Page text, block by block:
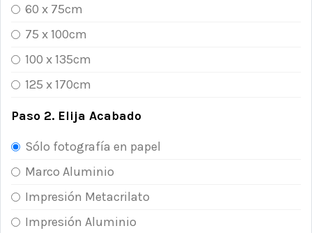
60 x 75cm
75 x 100cm
100 x 135cm
125 x 170cm
Paso 2. Elija Acabado
Sólo fotografía en papel
Marco Aluminio
Impresión Metacrilato
Impresión Aluminio